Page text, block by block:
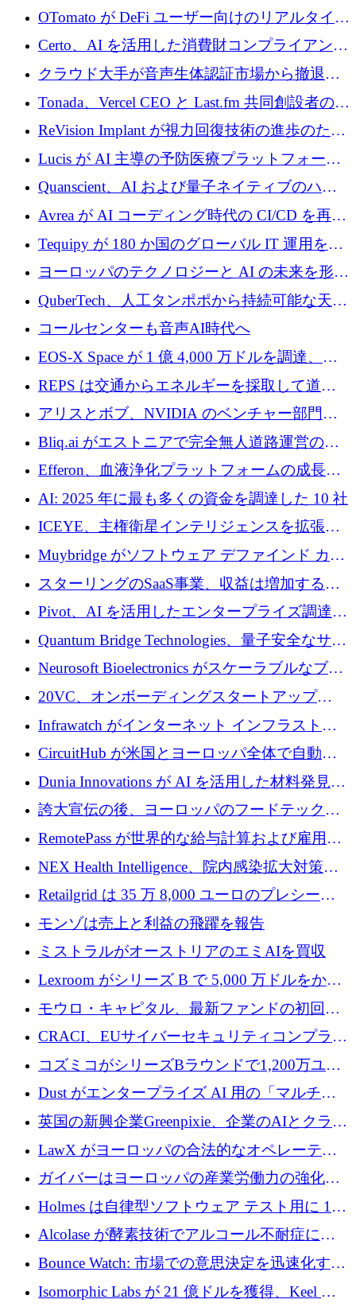
ーン Tide の CEO、オリバー・プリル氏
OTomato が DeFi ユーザー向けのリアルタイム
インテリジェンス レイヤーを構築するために
Improbable から 200 万ドルを調達
Certo、AI を活用した消費財コンプライアンス
プラットフォームのために 400 万ドルを調達
クラウド大手が音声生体認証市場から撤退す
るなか、Voxmindが54万6,000ポンドのプレシ
ード資金を調達
Tonada、Vercel CEO と Last.fm 共同創設者の支
援を受けてステルス撤退
ReVision Implant が視力回復技術の進歩のため
に 400 万ユーロを確保
Lucis が AI 主導の予防医療プラットフォーム
を拡大するためにシリーズ A で 2,000 万ドル
を調達
Quanscient、AI および量子ネイティブのハー
ドウェア エンジニアリングを推進するために
1,000 万ユーロを調達
Avrea が AI コーディング時代の CI/CD を再発
明するために 470 万ドルをかけてステルスか
ら浮上
Tequipy が 180 か国のグローバル IT 運用を自
動化するために 300 万ユーロ以上を調達
ヨーロッパのテクノロジーと AI の未来を形作
る: イノベーション リーダーが Nexus
Luxembourg 2026 に集まる理由
QuberTech、人工タンポポから持続可能な天然
ゴムを開発するために 340 万ポンドを調達
コールセンターも音声AI時代へ
EOS-X Space が 1 億 4,000 万ドルを調達、
Mistral が Emmi AI を買収、Bliq がエストニア
での完全無人道路運営を承認
REPS は交通からエネルギーを採取して道路
を発電所に変えるために 2,360 万ドルを調達
アリスとボブ、NVIDIA のベンチャー部門か
らの投資でシリーズ B を拡大
Bliq.ai がエストニアで完全無人道路運営の承
認を獲得
Efferon、血液浄化プラットフォームの成長に
250万ユーロを確保
AI: 2025 年に最も多くの資金を調達した 10 社
ICEYE、主権衛星インテリジェンスを拡張す
るために 3 億ユーロの信用枠を確保
Muybridge がソフトウェア デファインド カメ
ラ テクノロジーを拡張するためにシリーズ A
で 1,600 万ドルを調達
スターリングのSaaS事業、収益は増加するも
グループ利益は減少
Pivot、AI を活用したエンタープライズ調達プ
ラットフォームを拡大するために 4,000 万ド
ルを調達
Quantum Bridge Technologies、量子安全なサイ
バーセキュリティ インフラストラクチャの拡
Neurosoft Bioelectronics がスケーラブルなブレ
イン コンピューター インターフェイスのため
に 750 万ドルを調達
20VC、オンボーディングスタートアップ
Prelude へのシリーズ A 投資で 2,000 万ドルを
Infrawatch がインターネット インフラストラ
クチャ インテリジェンス向けに 300 万ドルの
プレシードを確保
CircuitHub が米国とヨーロッパ全体で自動電
子機器製造を拡大するために 2,800 万ドルを
Dunia Innovations が AI を活用した材料発見を
産業化するために 2 億 8,000 万ユーロのベル
リン GigaLab を発表
誇大宣伝の後、ヨーロッパのフードテックセ
クターはファンダメンタルズを中心に再構築
RemotePass が世界的な給与計算および雇用プ
ラットフォームを拡大するために 1,740 万ド
NEX Health Intelligence、院内感染拡大対策に
100万ユーロを確保
Retailgrid は 35 万 8,000 ユーロのプレシード
ラウンドで小売業のスプレッドシートをター
ゲットにしています
モンゾは売上と利益の飛躍を報告
ミストラルがオーストリアのエミAIを買収
Lexroom がシリーズ B で 5,000 万ドルをかけ
てヨーロッパ大陸法用の法律 AI を構築
モウロ・キャピタル、最新ファンドの初回ク
ローズで4億ドルを確保
CRACI、EUサイバーセキュリティコンプライ
アンスプラットフォームのために140万ユーロ
コズミコがシリーズBラウンドで1,200万ユー
ロを調達
Dust がエンタープライズ AI 用の「マルチプ
レイヤー」オペレーティング システムを構築
するシリーズ B で 4,000 万ドルを調達
英国の新興企業Greenpixie、企業のAIとクラウ
ドのエネルギー無駄を削減するために470万ポ
ンドを調達
LawX がヨーロッパの合法的なオペレーティ
ング システムを構築するために 750 万ユーロ
を調達
ガイバーはヨーロッパの産業労働力の強化に
貢献するために 140 万ユーロを獲得
Holmes は自律型ソフトウェア テスト用に 110
万ユーロのプレシードを提供して開始
Alcolase が酵素技術でアルコール不耐症に取
り組むために 150 万ユーロを調達
Bounce Watch: 市場での意思決定を迅速化する
ためのインテリジェンス層を構築する
Isomorphic Labs が 21 億ドルを獲得、Keel の